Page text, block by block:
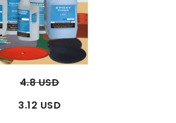
4.8 USD
3.12 USD